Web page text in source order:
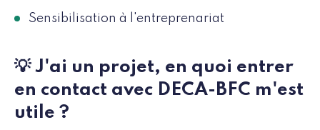
Sensibilisation à l'entreprenariat
💡 J'ai un projet, en quoi entrer
en contact avec DECA-BFC m'est
utile ?